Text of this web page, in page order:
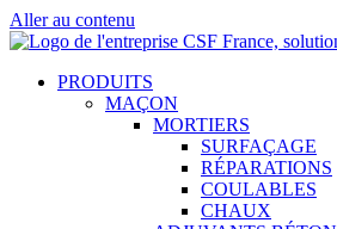
Aller au contenu
PRODUITS
MAÇON
MORTIERS
SURFAÇAGE
RÉPARATIONS
COULABLES
CHAUX